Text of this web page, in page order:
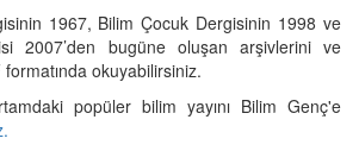
1967, Bilim Çocuk Dergisinin 1998 ve
2007’den bugüne oluşan arşivlerini ve
formatında okuyabilirsiniz.
popüler bilim yayını Bilim Genç'e